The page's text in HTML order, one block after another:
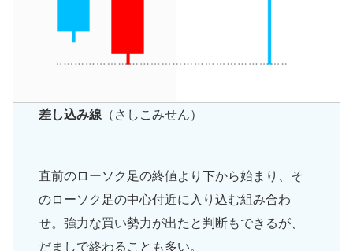
差し込み線 （さしこみせん）
直前のローソク足の終値より下から始まり、そ
のローソク足の中心付近に入り込む組み合わ
せ。強力な買い勢力が出たと判断もできるが、
だましで終わることも多い。